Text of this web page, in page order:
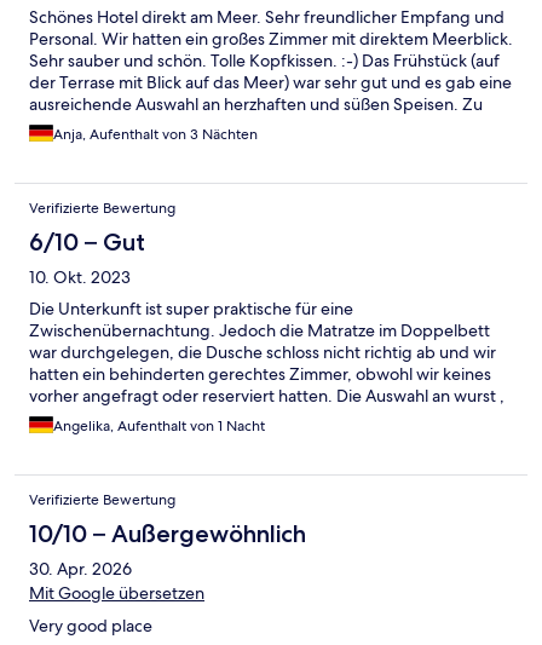
Schönes Hotel direkt am Meer. Sehr freundlicher Empfang und
Personal. Wir hatten ein großes Zimmer mit direktem Meerblick.
Sehr sauber und schön. Tolle Kopfkissen. :-) Das Frühstück (auf
der Terrase mit Blick auf das Meer) war sehr gut und es gab eine
ausreichende Auswahl an herzhaften und süßen Speisen. Zu
Abend haben wir auch 2 x gegessen. Sehr lecker. Nur die
Atmosphäre ist etwas "nüchtern". Parkmöglichkeiten waren
können das Hotel nur empfehlen.
Anja, Aufenthalt von 3 Nächten
Verifizierte Bewertung
6/10 – Gut
10. Okt. 2023
Die Unterkunft ist super praktische für eine
Zwischenübernachtung. Jedoch die Matratze im Doppelbett
war durchgelegen, die Dusche schloss nicht richtig ab und wir
hatten ein behinderten gerechtes Zimmer, obwohl wir keines
vorher angefragt oder reserviert hatten. Die Auswahl an wurst ,
Marmeladen und Käse könnte hochwertiger sein. Leider alles
auf Billigniveau.
Angelika, Aufenthalt von 1 Nacht
Verifizierte Bewertung
10/10 – Außergewöhnlich
30. Apr. 2026
Mit Google übersetzen
Very good place